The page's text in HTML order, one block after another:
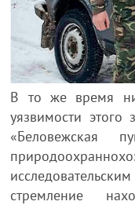
В то же время
уязвимости
«Беловежская
стремление